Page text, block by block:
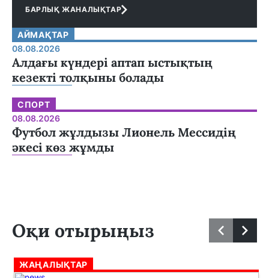
БАРЛЫҚ ЖАНАЛЫҚТАР
АЙМАҚТАР
08.08.2026
Алдағы күндері аптап ыстықтың
кезекті толқыны болады
СПОРТ
08.08.2026
Футбол жұлдызы Лионель Мессидің
әкесі көз жұмды
Оқи отырыңыз
ЖАҢАЛЫҚТАР